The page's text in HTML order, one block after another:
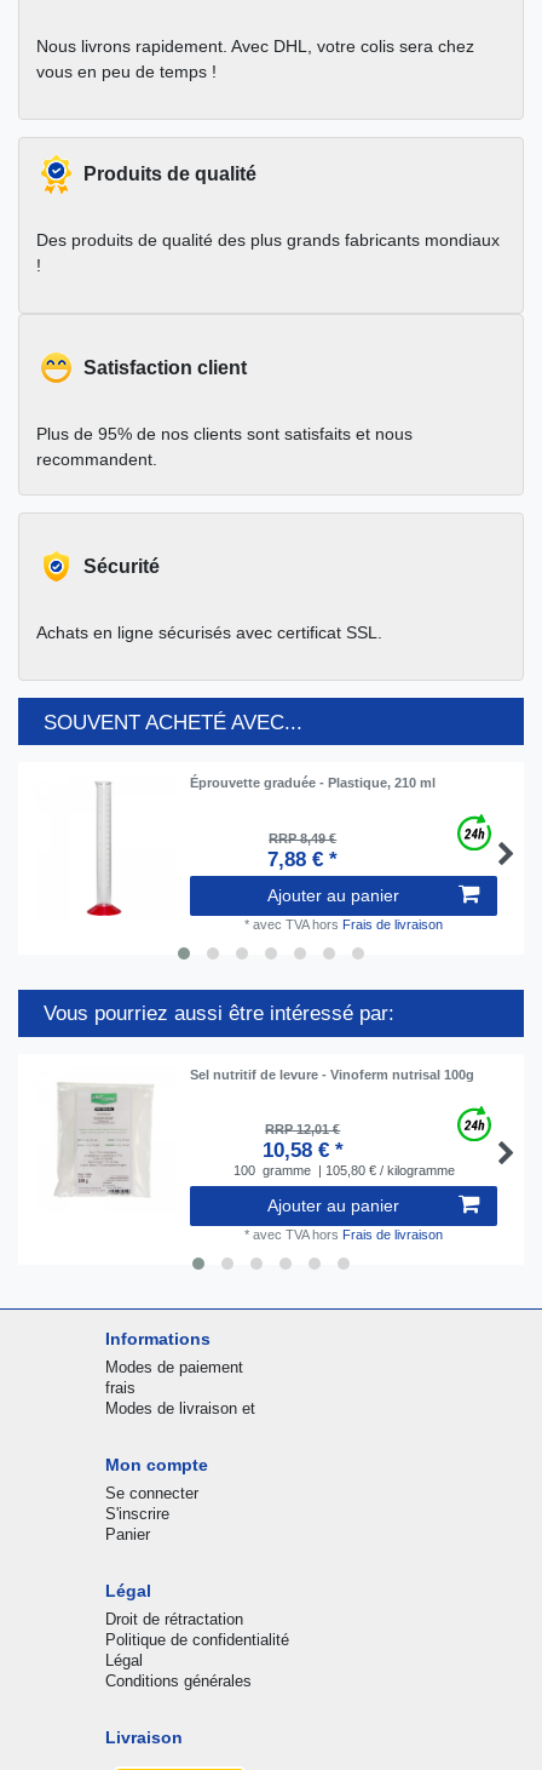
Nous livrons rapidement. Avec DHL, votre colis sera chez
vous en peu de temps !
Produits de qualité
Des produits de qualité des plus grands fabricants mondiaux
!
Satisfaction client
Plus de 95% de nos clients sont satisfaits et nous
recommandent.
Sécurité
Achats en ligne sécurisés avec certificat SSL.
SOUVENT ACHETÉ AVEC...
Éprouvette graduée - Plastique, 210 ml
RRP 8,49 €
7,88 € *
Ajouter au panier
* avec TVAhors Frais de livraison
Vous pourriez aussi être intéressé par:
Sel nutritif de levure - Vinoferm nutrisal 100g
RRP 12,01 €
10,58 € *
100 gramme | 105,80 € / kilogramme
Ajouter au panier
* avec TVAhors Frais de livraison
Informations
Modes de paiement
frais
Modes de livraison et
Mon compte
Se connecter
S'inscrire
Panier
Légal
Droit de rétractation
Politique de confidentialité
Légal
Conditions générales
Livraison